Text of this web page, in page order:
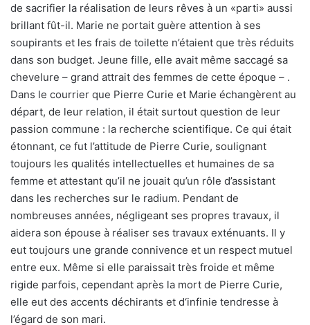
de sacrifier la réalisation de leurs rêves à un «parti» aussi
brillant fût-il. Marie ne portait guère attention à ses
soupirants et les frais de toilette n’étaient que très réduits
dans son budget. Jeune fille, elle avait même saccagé sa
chevelure – grand attrait des femmes de cette époque – .
Dans le courrier que Pierre Curie et Marie échangèrent au
départ, de leur relation, il était surtout question de leur
passion commune : la recherche scientifique. Ce qui était
étonnant, ce fut l’attitude de Pierre Curie, soulignant
toujours les qualités intellectuelles et humaines de sa
femme et attestant qu’il ne jouait qu’un rôle d’assistant
dans les recherches sur le radium. Pendant de
nombreuses années, négligeant ses propres travaux, il
aidera son épouse à réaliser ses travaux exténuants. Il y
eut toujours une grande connivence et un respect mutuel
entre eux. Même si elle paraissait très froide et même
rigide parfois, cependant après la mort de Pierre Curie,
elle eut des accents déchirants et d‘infinie tendresse à
l’égard de son mari.